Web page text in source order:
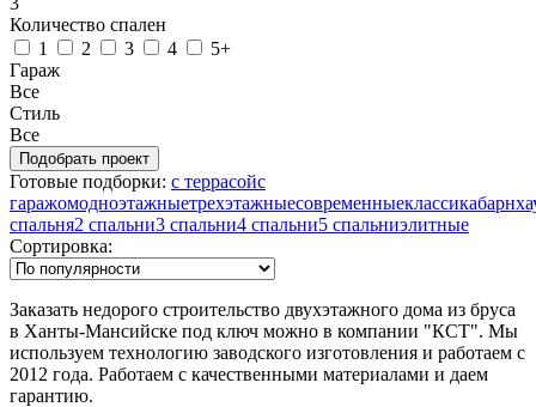
Количество спален
1
2 3 4
5+
Гараж
Все
Стиль
Все
Готовые подборки: с террасойс
гаражомодноэтажныетрехэтажныесовременныеклассика
спальня2 спальни3 спальни4 спальни5 спальниэлитные
Сортировка:
Заказать недорого строительство двухэтажного дома из бруса
в Ханты-Мансийске под ключ можно в компании "КСТ". Мы
используем технологию заводского изготовления и работаем с
2012 года. Работаем с качественными материалами и даем
гарантию.